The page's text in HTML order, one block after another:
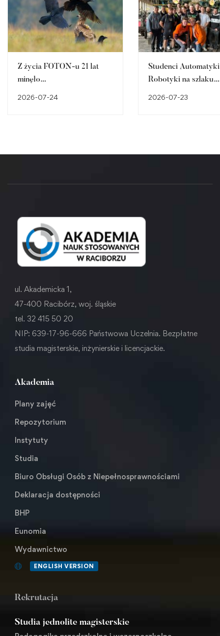
Z życia FOTON-u 21 lat
minęło…
2026-07-24
Studenci
Robotyki na szlaku
2026-07-23
ul. Akademicka 1,
47-400 Racibórz, woj. śląskie
tel. 32 415 50 20
NIP: 639-17-96-666 Państwowa Uczelnia. Bezpłatne
studia magisterskie, inżynierskie i licencjackie.
Akademia
Plany zajęć
Repozytorium
Instytuty
Studia
Biuro Obsługi Osób z Niepełnosprawnościami
Deklaracja dostępności
BHP
Eunomia
Wydawnictwo
ENGLISH VERSION
Rekrutacja
Studia jednolite magisterskie